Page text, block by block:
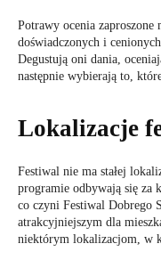
Potrawy ocenia zaproszone
doświadczonych i
Degustują oni dania,
następnie wybierają to,
Lokalizacje
Festiwal nie ma stałej
programie odbywają się za
co czyni Festiwal Dobrego
atrakcyjniejszym dla
niektórym lokalizacjom, w